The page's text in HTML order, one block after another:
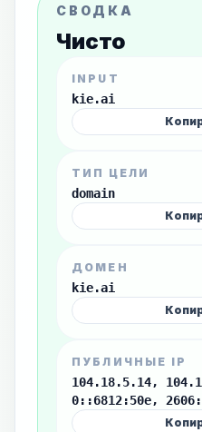
СВОДКА
Чисто
INPUT
kie.ai
ТИП ЦЕЛИ
domain
ДОМЕН
kie.ai
ПУБЛИЧНЫЕ IP
104.18.5.14,
0::6812:50e,